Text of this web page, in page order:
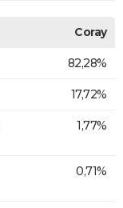
Coray
82,28%
17,72%
1,77%
0,71%